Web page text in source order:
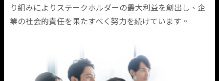
り組みによりステークホルダーの最大利益を創出し、企
業の社会的責任を果たすべく努力を続けています。